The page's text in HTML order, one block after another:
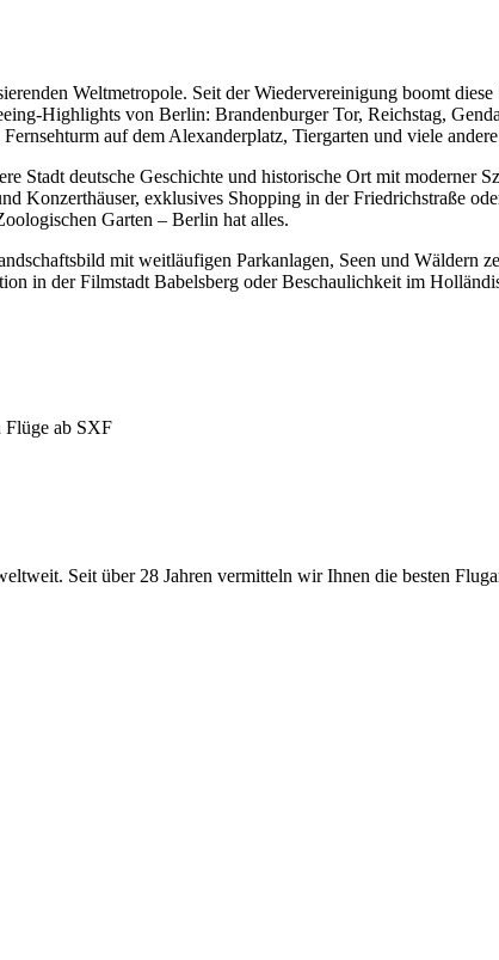
Weltmetropole. Seit der Wiedervereinigung boomt
Highlights von Berlin: Brandenburger Tor, Reichstag,
auf dem Alexanderplatz, Tiergarten und viele
Stadt deutsche Geschichte und historische Ort mit
Konzerthäuser, exklusives Shopping in der Friedrichstraße
Garten – Berlin hat alles.
mit weitläufigen Parkanlagen, Seen und Wäldern
in der Filmstadt Babelsberg oder Beschaulichkeit im
Flüge ab SXF
Seit über 28 Jahren vermitteln wir Ihnen die besten